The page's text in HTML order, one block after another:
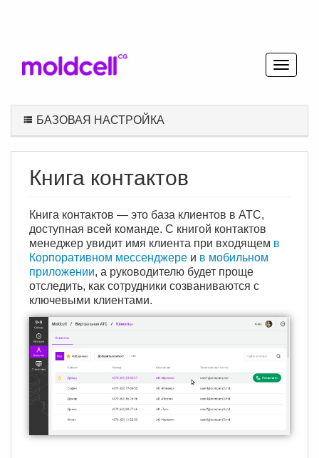
БАЗОВАЯ НАСТРОЙКА
Книга контактов
Книга контактов — это база клиентов в АТС,
доступная всей команде. С книгой контактов
менеджер увидит имя клиента при входящем в
Корпоративном мессенджере и в мобильном
приложении, а руководителю будет проще
отследить, как сотрудники созваниваются с
ключевыми клиентами.